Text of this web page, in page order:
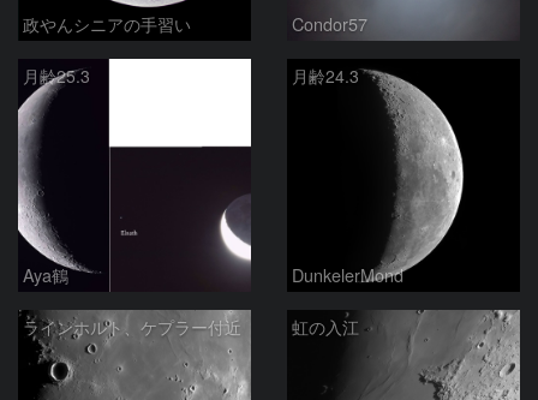
政やんシニアの手習い Condor57
月齢25.3
Aya鶴
月齢24.3
DunkelerMond
ラインホルト、ケプラー付近 虹の入江